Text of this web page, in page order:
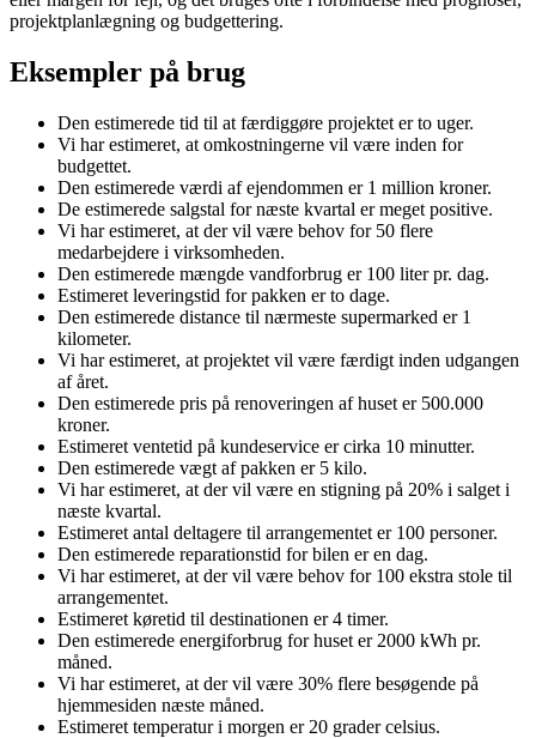
projektplanlægning og budgettering.
Eksempler på brug
Den estimerede tid til at færdiggøre projektet er to uger.
Vi har estimeret, at omkostningerne vil være inden for
budgettet.
Den estimerede værdi af ejendommen er 1 million kroner.
De estimerede salgstal for næste kvartal er meget positive.
Vi har estimeret, at der vil være behov for 50 flere
medarbejdere i virksomheden.
Den estimerede mængde vandforbrug er 100 liter pr. dag.
Estimeret leveringstid for pakken er to dage.
Den estimerede distance til nærmeste supermarked er 1
kilometer.
Vi har estimeret, at projektet vil være færdigt inden udgangen
af året.
Den estimerede pris på renoveringen af huset er 500.000
kroner.
Estimeret ventetid på kundeservice er cirka 10 minutter.
Den estimerede vægt af pakken er 5 kilo.
Vi har estimeret, at der vil være en stigning på 20% i salget i
næste kvartal.
Estimeret antal deltagere til arrangementet er 100 personer.
Den estimerede reparationstid for bilen er en dag.
Vi har estimeret, at der vil være behov for 100 ekstra stole til
arrangementet.
Estimeret køretid til destinationen er 4 timer.
Den estimerede energiforbrug for huset er 2000 kWh pr.
måned.
Vi har estimeret, at der vil være 30% flere besøgende på
hjemmesiden næste måned.
Estimeret temperatur i morgen er 20 grader celsius.